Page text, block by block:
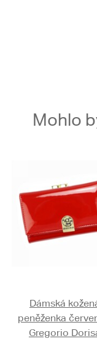
Mohlo
Dámská
peněženka
Gregorio